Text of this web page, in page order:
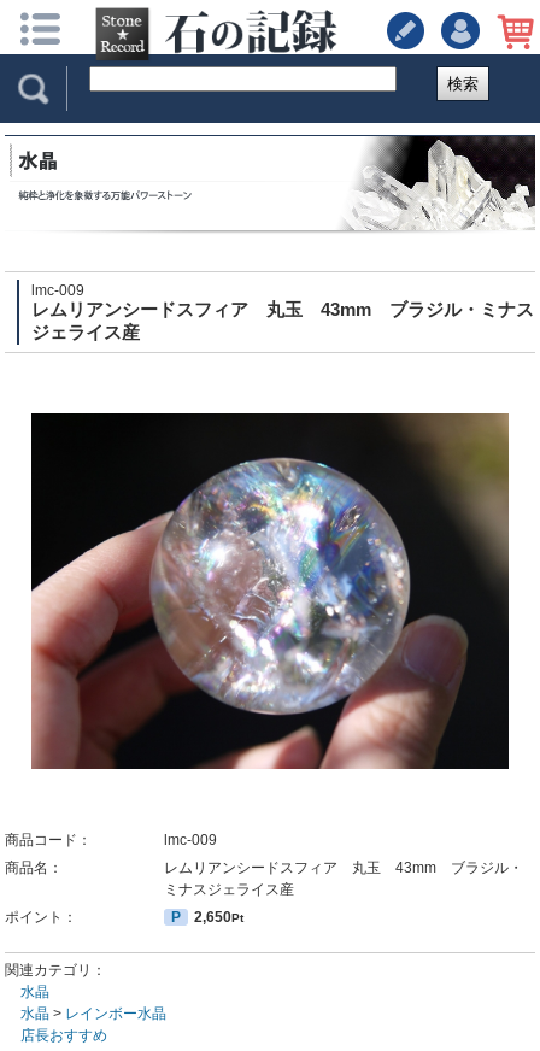
検索
lmc-009
レムリアンシードスフィア 丸玉 43mm ブラジル・ミナス
ジェライス産
商品コード：
lmc-009
商品名：
レムリアンシードスフィア 丸玉 43mm ブラジル・
ミナスジェライス産
ポイント：
P 2,650Pt
関連カテゴリ：
水晶
水晶> レインボー水晶
店長おすすめ